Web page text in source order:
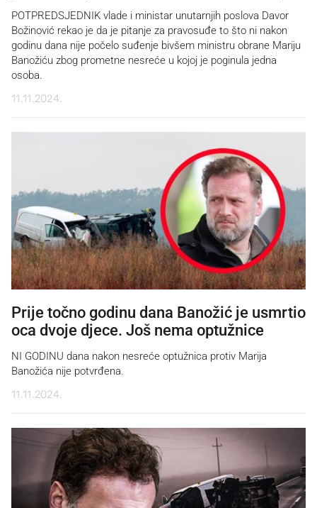
POTPREDSJEDNIK vlade i ministar unutarnjih poslova Davor
Božinović rekao je da je pitanje za pravosuđe to što ni nakon
godinu dana nije počelo suđenje bivšem ministru obrane Mariju
Banožiću zbog prometne nesreće u kojoj je poginula jedna
osoba.
11.11.2024.
Prije točno godinu dana Banožić je usmrtio
oca dvoje djece. Još nema optužnice
NI GODINU dana nakon nesreće optužnica protiv Marija
Banožića nije potvrđena.
11.11.2024.